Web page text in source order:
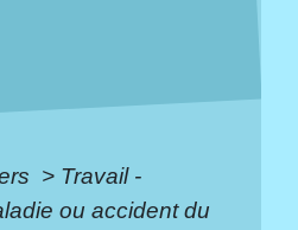
> Travail -
ou accident du